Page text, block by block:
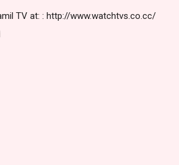
TV at: : http://www.watchtvs.co.cc/